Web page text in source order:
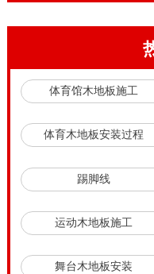
体育馆木地板施工
体育木地板安装过程
踢脚线
运动木地板施工
舞台木地板安装